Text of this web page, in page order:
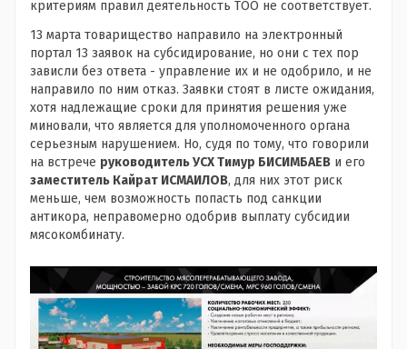
критериям правил деятельность ТОО не соответствует.
13 марта товарищество направило на электронный
портал 13 заявок на субсидирование, но они с тех пор
зависли без ответа - управление их и не одобрило, и не
направило по ним отказ. Заявки стоят в листе ожидания,
хотя надлежащие сроки для принятия решения уже
миновали, что является для уполномоченного органа
серьезным нарушением. Но, судя по тому, что говорили
на встрече руководитель УСХ Тимур БИСИМБАЕВ и его
заместитель Кайрат ИСМАИЛОВ, для них этот риск
меньше, чем возможность попасть под санкции
антикора, неправомерно одобрив выплату субсидии
мясокомбинату.